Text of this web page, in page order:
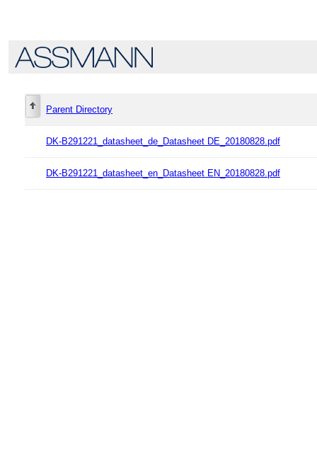
Parent Directory
DK-B291221_datasheet_de_Datasheet DE_20180828.pdf
DK-B291221_datasheet_en_Datasheet EN_20180828.pdf